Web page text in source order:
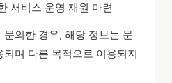
서비스 운영 재원 마련
의한 경우, 해당 정보는 문
며 다른 목적으로 이용되지